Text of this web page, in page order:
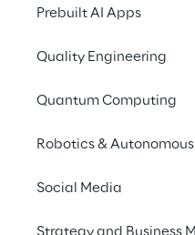
Prebuilt AI Apps
Quality Engineering
Quantum Computing
Robotics &
Social Media
Qualunque
business,
vision non
successo
capacità di
concreta.